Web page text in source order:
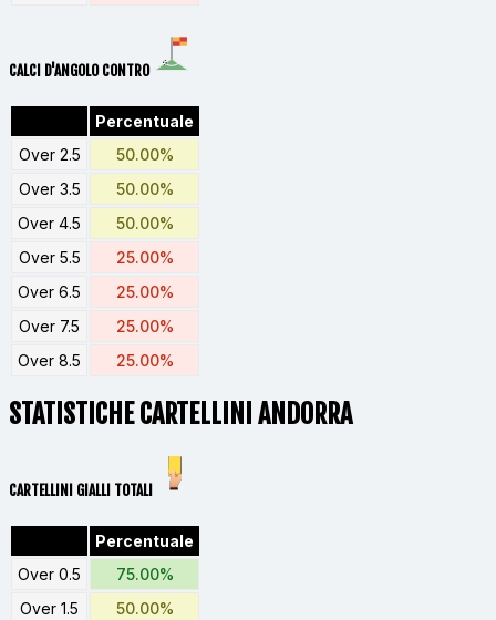
CALCI D'ANGOLO CONTRO
Percentuale
Over 2.5
50.00%
Over 3.5
50.00%
Over 4.5
50.00%
Over 5.5
25.00%
Over 6.5
25.00%
Over 7.5
25.00%
Over 8.5
25.00%
STATISTICHE CARTELLINI ANDORRA
CARTELLINI GIALLI TOTALI
Percentuale
Over 0.5
75.00%
Over 1.5
50.00%